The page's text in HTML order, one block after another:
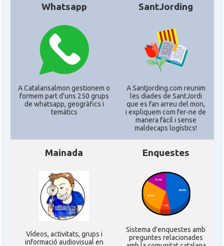
Whatsapp
A Catalansalmon gestionem o
formem part d'uns 250 grups
de whatsapp, geogràfics i
temàtics
SantJording
A Santjording.com reunim
les diades de SantJordi
que es fan arreu del mon,
i expliquem com fer-ne de
manera fàcil i sense
maldecaps logí­stics!
Mainada
Ví­deos, activitats, grups i
informació audiovisual en
Enquestes
Sistema d'enquestes amb
preguntes relacionades